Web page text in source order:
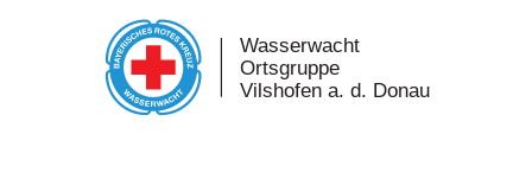
Skip to main content